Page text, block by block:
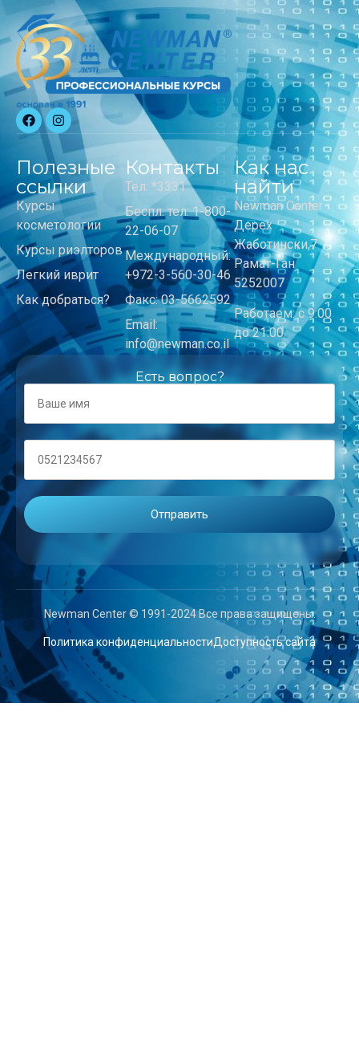
Полезные
ссылки
Курсы
косметологии
Курсы риэлторов
Легкий иврит
Как добраться?
Контакты
Тел: *3331
Беспл. тел: 1-800-
22-06-07
Международный:
+972-3-560-30-46
Факс: 03-5662592
Email:
info@newman.co.il
Как нас
найти
Newman Center
Дерех
Жаботински,7
Рамат-Ган
5252007
Работаем: с 9:00
до 21:00
Есть вопрос?
Newman Center © 1991-2024 Все права защищены.
Политика конфиденциальностиДоступность сайта